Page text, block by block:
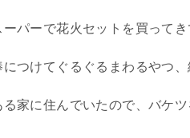
パーで花火セットを買ってき
つけてぐるぐるまわるやつ、
家に住んでいたので、バケ